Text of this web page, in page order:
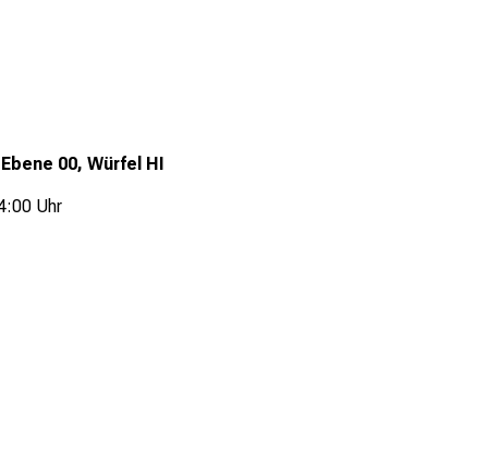
00, Würfel HI
Uhr